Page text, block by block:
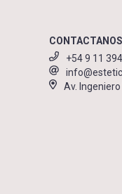
CONTACTANOS
+54 9 11
Av.